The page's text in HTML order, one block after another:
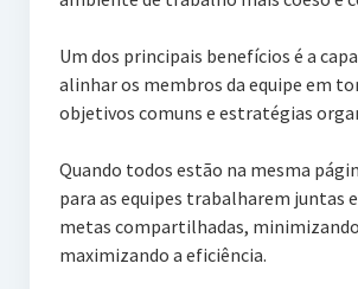
Um dos principais benefícios é a
alinhar os membros da equipe em
objetivos comuns e estratégias
Quando todos estão na mesma
para as equipes trabalharem juntas
metas compartilhadas,
maximizando a eficiência.